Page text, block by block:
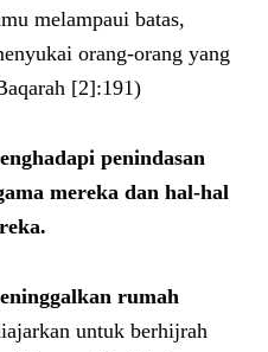
melampaui batas,
orang-orang yang
[2]:191)
penindasan
mereka dan hal-hal
rumah
untuk berhijrah